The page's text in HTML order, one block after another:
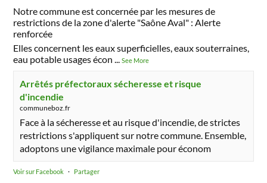
Notre commune est concernée par les mesures de
restrictions de la zone d'alerte "Saône Aval" : Alerte
renforcée
Elles concernent les eaux superficielles, eaux souterraines,
eau potable usages écon
...See More
Arrêtés préfectoraux sécheresse et risque
d'incendie
communeboz.fr
Face à la sécheresse et au risque d'incendie, de strictes
restrictions s'appliquent sur notre commune. Ensemble,
adoptons une vigilance maximale pour économ
Voir sur Facebook · Partager